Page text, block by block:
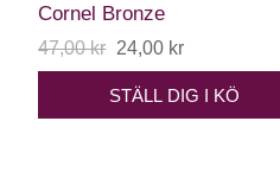
Cornel Bronze
47,00 kr 24,00 kr
STÄLL DIG I KÖ